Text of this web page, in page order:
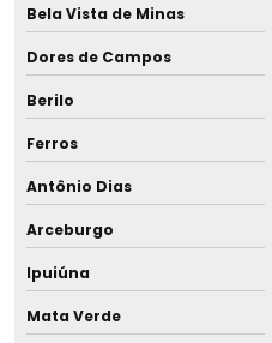
Bela Vista de Minas
Dores de Campos
Berilo
Ferros
Antônio Dias
Arceburgo
Ipuiúna
Mata Verde